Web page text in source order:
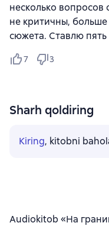
несколько вопросов
не критичны,
сюжета. Ставлю
7 3
Sharh qoldiring
Kiring, kitobni
Audiokitob «На